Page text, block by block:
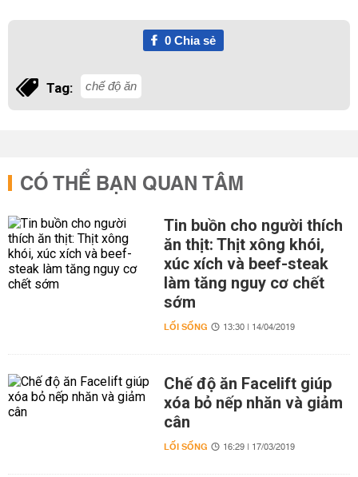
0Chia sẻ
Tag: chế độ ăn
CÓ THỂ BẠN QUAN TÂM
Tin buồn cho người thích
ăn thịt: Thịt xông khói,
xúc xích và beef-steak
làm tăng nguy cơ chết
sớm
LỐI SỐNG 13:30 | 14/04/2019
Chế độ ăn Facelift giúp
xóa bỏ nếp nhăn và giảm
cân
LỐI SỐNG 16:29 | 17/03/2019